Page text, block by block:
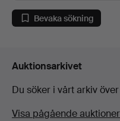
Bevaka sökning
Auktionsarkivet
Du söker i vårt arkiv
Visa pågående